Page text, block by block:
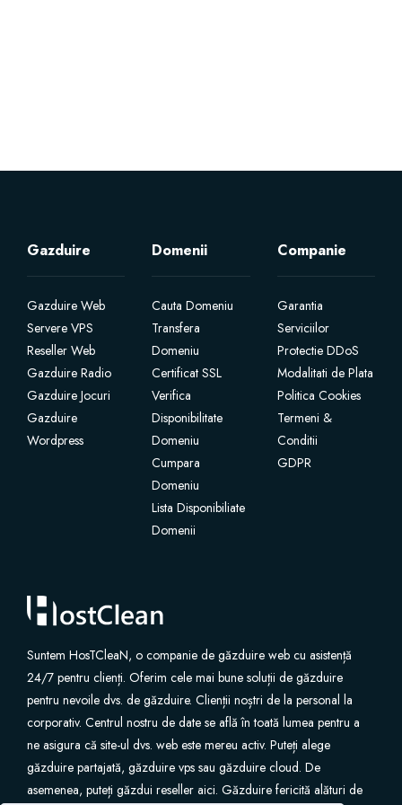
Licente cPanel WHM / WHMSonic
Servere Dedicate
Aplicatii Mobil
SSL Certificates
Website Backup
VPN
SEO Tools
Gazduire
Gazduire Web
Servere VPS
Reseller Web
Gazduire Radio
Gazduire Jocuri
Gazduire
Wordpress
Domenii
Cauta Domeniu
Transfera
Domeniu
Certificat SSL
Verifica
Disponibilitate
Domeniu
Cumpara
Domeniu
Lista Disponibiliate
Domenii
Companie
Garantia
Serviciilor
Protectie DDoS
Modalitati de Plata
Politica Cookies
Termeni &
Conditii
GDPR
Suntem HosTCleaN, o companie de găzduire web cu asistență
24/7 pentru clienți. Oferim cele mai bune soluții de găzduire
pentru nevoile dvs. de găzduire. Clienții noștri de la personal la
corporativ. Centrul nostru de date se află în toată lumea pentru a
ne asigura că site-ul dvs. web este mereu activ. Puteți alege
găzduire partajată, găzduire vps sau găzduire cloud. De
asemenea, puteți găzdui reseller aici. Găzduire fericită alături de